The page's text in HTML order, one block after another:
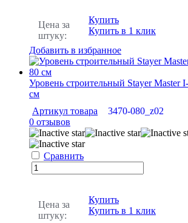
Цена за
штуку:
Купить
Купить в 1 клик
Добавить в избранное
Уровень строительный Stayer Master
см
Артикул товара
3470-080_z02
0 отзывов
Сравнить
Цена за
штуку:
Купить
Купить в 1 клик